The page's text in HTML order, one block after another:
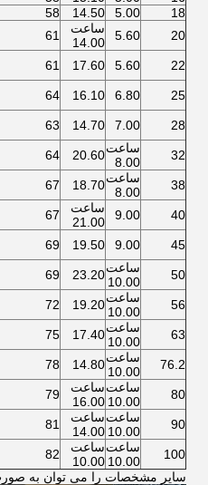
18
5.00
14.50
58
20
5.60
ساعت
14.00
61
22
5.60
17.60
61
25
6.80
16.10
64
28
7.00
14.70
63
32
ساعت
8.00
20.60
64
38
ساعت
8.00
18.70
67
40
9.00
ساعت
21.00
67
45
9.00
19.50
69
50
ساعت
10.00
23.20
69
56
ساعت
10.00
19.20
72
63
ساعت
10.00
17.40
75
76.2
ساعت
10.00
14.80
78
80
ساعت
10.00
ساعت
16.00
79
90
ساعت
10.00
ساعت
14.00
81
100
ساعت
10.00
ساعت
10.00
82
سایر مشخصات را می توان به